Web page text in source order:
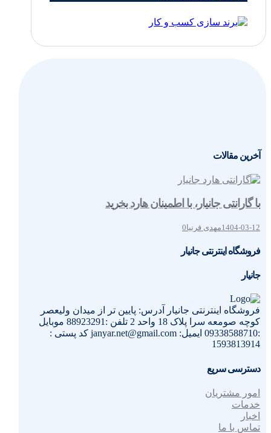
آخرین مقالات
با گارانتی جانیار، با اطمینان هارد بخرید
1404-03-12مهدی فرنیا0
فروشگاه اینترنتی جانیار
جانیار
فروشگاه اینترنتی جانیار آدرس: پایین تر از میدان ولیعصر
کوچه صومعه سرا پلاک 18 واحد 2 تلفن :88923291 موبایل
:09338588710 ایمیل: janyar.net@gmail.com کد پستی :
1593813914
دسترسی سریع
امور مشتریان
خدمات
اخبار
تماس با ما